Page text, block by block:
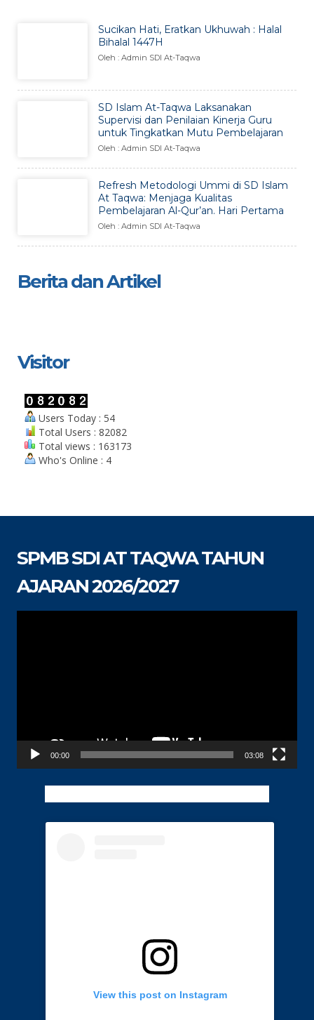
Sucikan Hati, Eratkan Ukhuwah : Halal
Bihalal 1447H
Oleh : Admin SDI At-Taqwa
SD Islam At-Taqwa Laksanakan
Supervisi dan Penilaian Kinerja Guru
untuk Tingkatkan Mutu Pembelajaran
Oleh : Admin SDI At-Taqwa
Refresh Metodologi Ummi di SD Islam
At Taqwa: Menjaga Kualitas
Pembelajaran Al-Qur’an. Hari Pertama
Oleh : Admin SDI At-Taqwa
Berita dan Artikel
Visitor
Users Today : 54
Total Users : 82082
Total views : 163173
Who's Online : 4
SPMB SDI AT TAQWA TAHUN
AJARAN 2026/2027
00:00 03:08
View this post on Instagram